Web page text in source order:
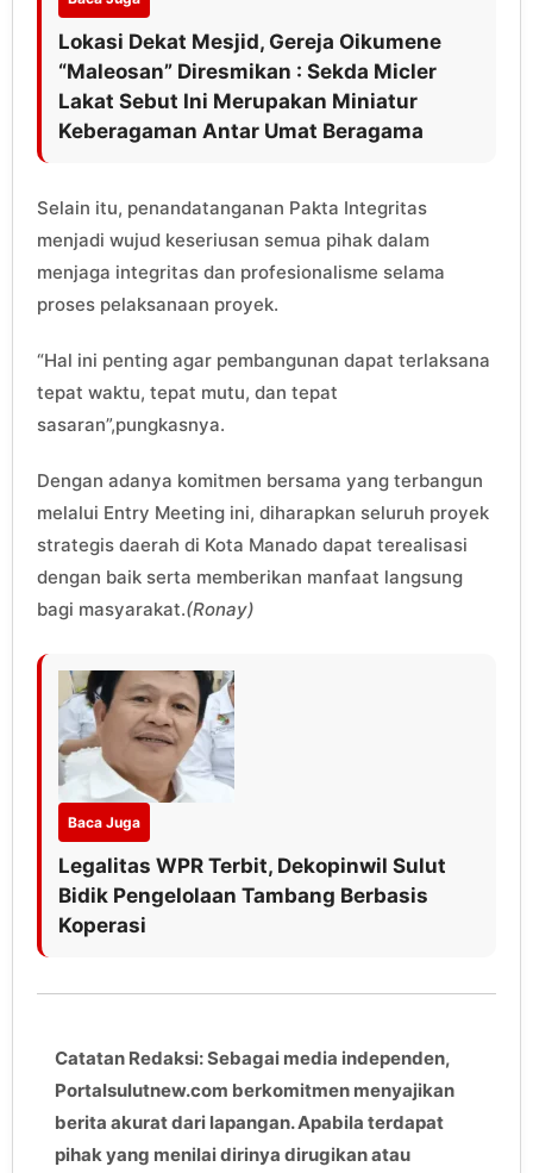
Lokasi Dekat Mesjid, Gereja Oikumene
“Maleosan” Diresmikan : Sekda Micler
Lakat Sebut Ini Merupakan Miniatur
Keberagaman Antar Umat Beragama
Selain itu, penandatanganan Pakta Integritas
menjadi wujud keseriusan semua pihak dalam
menjaga integritas dan profesionalisme selama
proses pelaksanaan proyek.
“Hal ini penting agar pembangunan dapat terlaksana
tepat waktu, tepat mutu, dan tepat
sasaran”,pungkasnya.
Dengan adanya komitmen bersama yang terbangun
melalui Entry Meeting ini, diharapkan seluruh proyek
strategis daerah di Kota Manado dapat terealisasi
dengan baik serta memberikan manfaat langsung
bagi masyarakat.(Ronay)
Baca Juga
Legalitas WPR Terbit, Dekopinwil Sulut
Bidik Pengelolaan Tambang Berbasis
Koperasi
Catatan Redaksi: Sebagai media independen,
Portalsulutnew.com berkomitmen menyajikan
berita akurat dari lapangan. Apabila terdapat
pihak yang menilai dirinya dirugikan atau